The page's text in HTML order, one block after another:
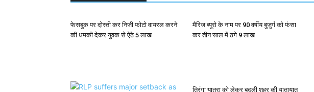
फेसबुक पर दोस्ती कर निजी फोटो वायरल करने
की धमकी देकर युवक से ऐंठे 5 लाख
मैरिज ब्यूरो के नाम पर 90 वर्षीय बुजुर्ग को फंसा
कर तीन साल में ठगे 9 लाख
तिरंगा यात्रा को लेकर बदली शहर की यातायात